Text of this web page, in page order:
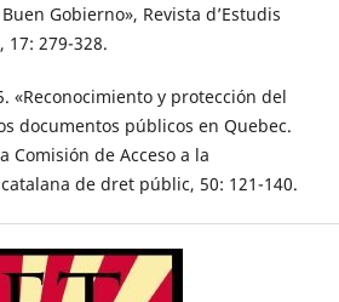
Gobierno», Revista d’Estudis
17: 279-328.
«Reconocimiento y protección del
documentos públicos en Quebec.
Comisión de Acceso a la
de dret públic, 50: 121-140.